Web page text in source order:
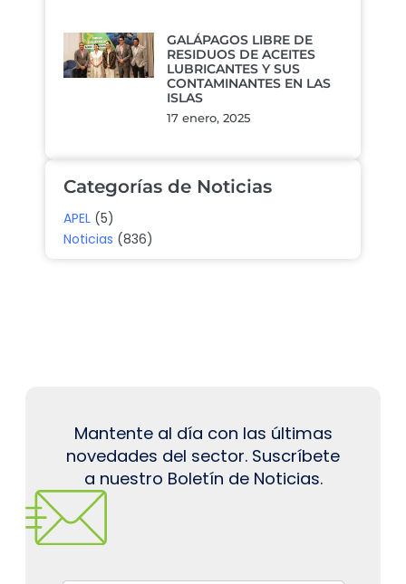
GALÁPAGOS LIBRE DE
RESIDUOS DE ACEITES
LUBRICANTES Y SUS
CONTAMINANTES EN LAS
ISLAS
17 enero, 2025
Categorías de Noticias
APEL (5)
Noticias (836)
Mantente al día con las últimas
novedades del sector. Suscríbete
a nuestro Boletín de Noticias.